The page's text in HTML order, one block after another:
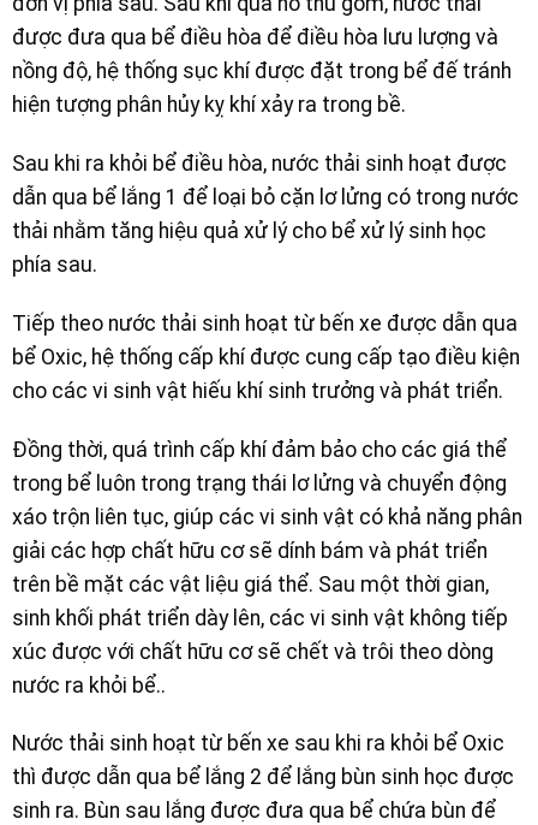
được đưa qua bể điều hòa để điều hòa lưu lượng và
nồng độ, hệ thống sục khí được đặt trong bể đế tránh
hiện tượng phân hủy kỵ khí xảy ra trong bề.
Sau khi ra khỏi bể điều hòa, nước thải sinh hoạt được
dẫn qua bể lắng 1 để loại bỏ cặn lơ lửng có trong nước
thải nhằm tăng hiệu quả xử lý cho bể xử lý sinh học
phía sau.
Tiếp theo nước thải sinh hoạt từ bến xe được dẫn qua
bể Oxic, hệ thống cấp khí được cung cấp tạo điều kiện
cho các vi sinh vật hiếu khí sinh trưởng và phát triển.
Đồng thời, quá trình cấp khí đảm bảo cho các giá thể
trong bể luôn trong trạng thái lơ lửng và chuyển động
xáo trộn liên tục, giúp các vi sinh vật có khả năng phân
giải các hợp chất hữu cơ sẽ dính bám và phát triển
trên bề mặt các vật liệu giá thể. Sau một thời gian,
sinh khối phát triển dày lên, các vi sinh vật không tiếp
xúc được với chất hữu cơ sẽ chết và trôi theo dòng
nước ra khỏi bể..
Nước thải sinh hoạt từ bến xe sau khi ra khỏi bể Oxic
thì được dẫn qua bể lắng 2 để lắng bùn sinh học được
sinh ra. Bùn sau lắng được đưa qua bể chứa bùn để